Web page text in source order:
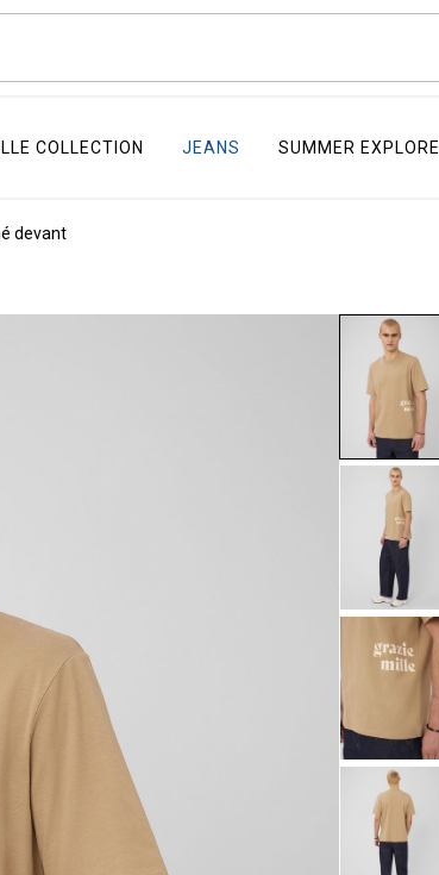
COLLECTION JEANS SUMMER EXPLORE
devant